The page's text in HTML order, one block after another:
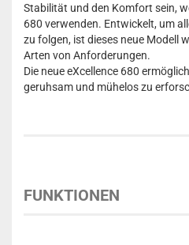
Stabilität und den Komfort sein,
680 verwenden. Entwickelt, um
zu folgen, ist dieses neue Modell
Arten von Anforderungen.
Die neue eXcellence 680
geruhsam und mühelos zu
FUNKTIONEN